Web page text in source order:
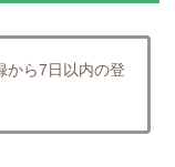
から7日以内の登